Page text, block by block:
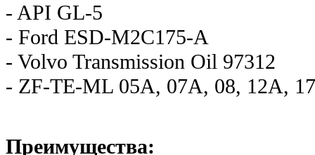
- API GL-5
- Ford ESD-M2C175-A
- Volvo Transmission Oil 97312
- ZF-TE-ML 05A, 07A, 08, 12A,
Преимущества: